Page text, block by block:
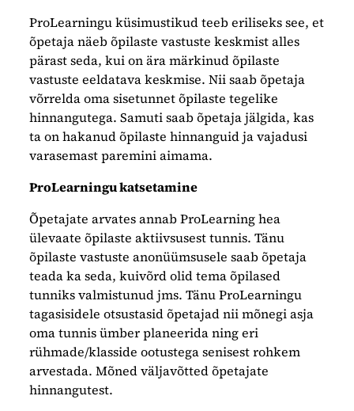
ProLearningu küsimustikud teeb eriliseks see, et
õpetaja näeb õpilaste vastuste keskmist alles
pärast seda, kui on ära märkinud õpilaste
vastuste eeldatava keskmise. Nii saab õpetaja
võrrelda oma sisetunnet õpilaste tegelike
hinnangutega. Samuti saab õpetaja jälgida, kas
ta on hakanud õpilaste hinnanguid ja vajadusi
varasemast paremini aimama.
ProLearningu katsetamine
Õpetajate arvates annab ProLearning hea
ülevaate õpilaste aktiivsusest tunnis. Tänu
õpilaste vastuste anonüümsusele saab õpetaja
teada ka seda, kuivõrd olid tema õpilased
tunniks valmistunud jms. Tänu ProLearningu
tagasisidele otsustasid õpetajad nii mõnegi asja
oma tunnis ümber planeerida ning eri
rühmade/klasside ootustega senisest rohkem
arvestada. Mõned väljavõtted õpetajate
hinnangutest.